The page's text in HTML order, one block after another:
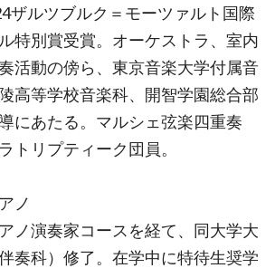
ザルツブルク＝モーツァルト国際
特別賞受賞。オーケストラ、室内
活動の傍ら、東京音楽大学付属音
高等学校音楽科、開智学園総合部
にあたる。マルシェ弦楽四重奏
トリプティーク団員。
ノ
ノ演奏家コースを経て、同大学大
奏科）修了。在学中に特待生奨学